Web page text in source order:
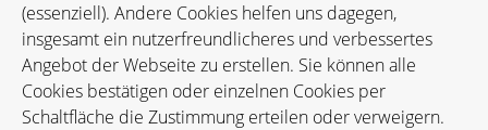
Karte in Google Maps öffnen
(essenziell). Andere Cookies helfen uns dagegen,
insgesamt ein nutzerfreundlicheres und verbessertes
Angebot der Webseite zu erstellen. Sie können alle
Cookies bestätigen oder einzelnen Cookies per
Schaltfläche die Zustimmung erteilen oder verweigern.